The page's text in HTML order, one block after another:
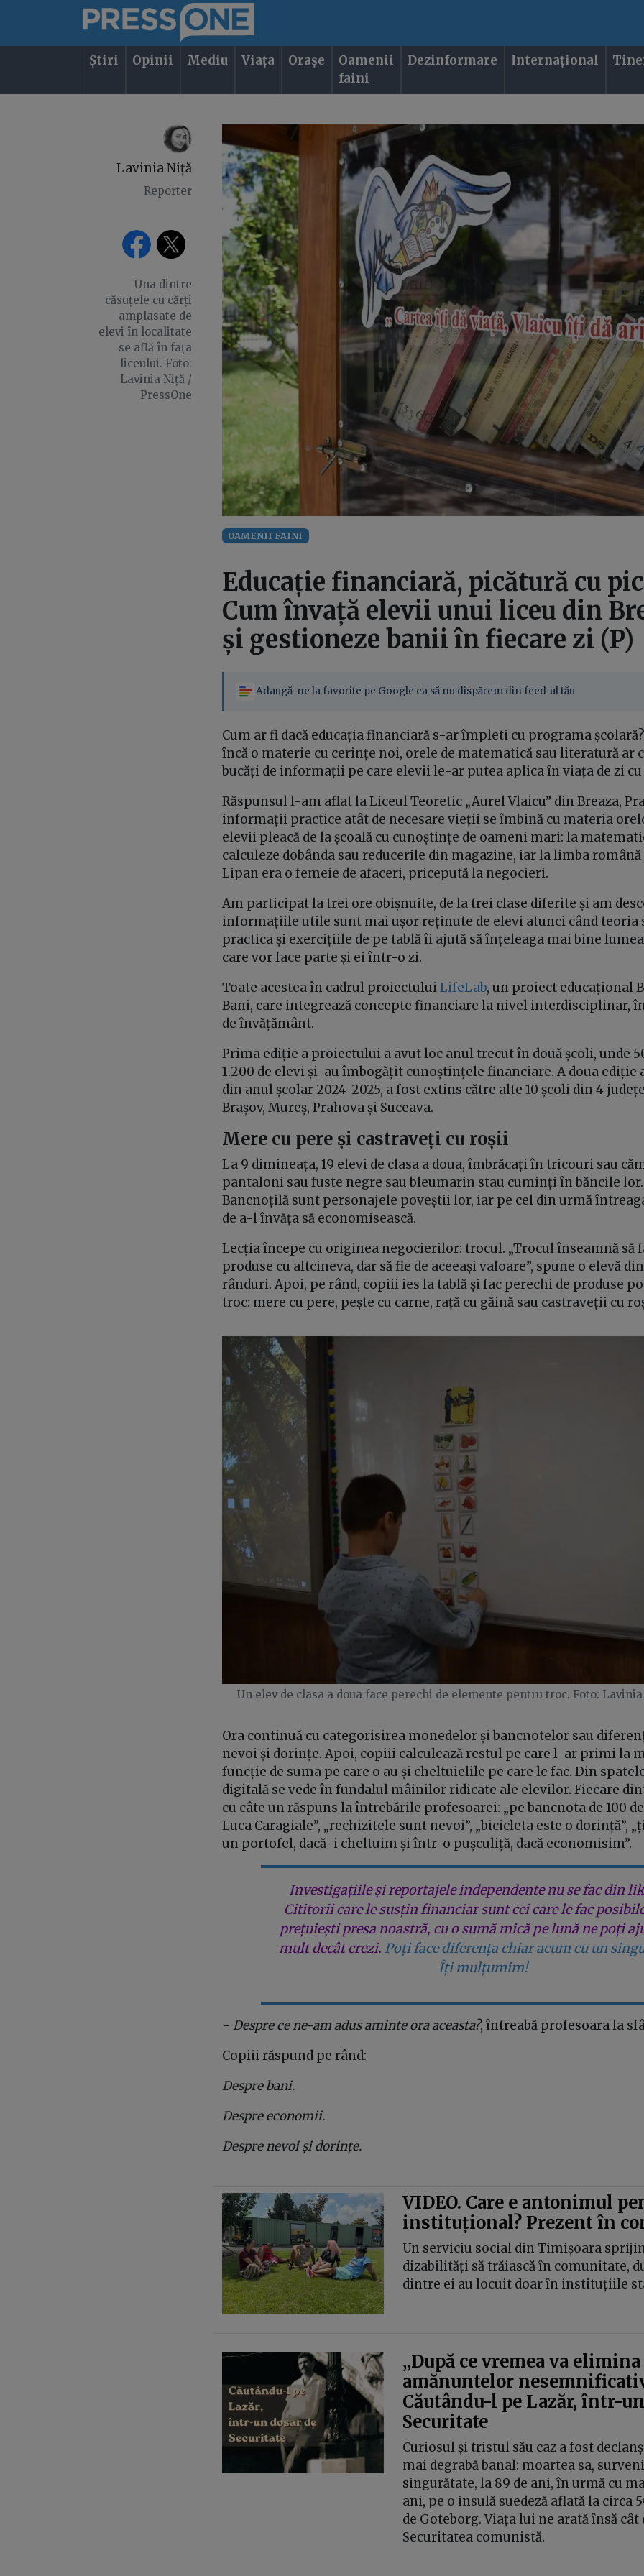
Știri Opinii Mediu Viața Orașe
Oamenii
faini
Dezinformare Internațional
Lavinia Niță
Reporter
Una dintre
căsuțele cu cărți
amplasate de
elevi în localitate
se află în fața
liceului. Foto:
Lavinia Niță /
PressOne
OAMENII FAINI
Educație financiară, picătură cu
Cum învață elevii unui liceu din
și gestioneze banii în fiecare zi (P)
Adaugă-ne la favorite pe Google ca să nu dispărem din feed-ul tău
Cum ar fi dacă educația financiară s-ar împleti cu programa
încă o materie cu cerințe noi, orele de matematică sau literatură ar
bucăți de informații pe care elevii le-ar putea aplica în viața de zi cu
Răspunsul l-am aflat la Liceul Teoretic „Aurel Vlaicu” din Breaza,
informații practice atât de necesare vieții se îmbină cu materia
elevii pleacă de la școală cu cunoștințe de oameni mari: la
calculeze dobânda sau reducerile din magazine, iar la limba
Lipan era o femeie de afaceri, pricepută la negocieri.
Am participat la trei ore obișnuite, de la trei clase diferite și am
informațiile utile sunt mai ușor reținute de elevi atunci când teoria
practica și exercițiile de pe tablă îi ajută să înțeleaga mai bine
care vor face parte și ei într-o zi.
Toate acestea în cadrul proiectuluiLifeLab, un proiect educațional
Bani, care integrează concepte financiare la nivel interdisciplinar,
de învățământ.
Prima ediție a proiectului a avut loc anul trecut în două școli, unde
1.200 de elevi și-au îmbogățit cunoștințele financiare. A doua
din anul școlar 2024-2025, a fost extins către alte 10 școli din 4
Brașov, Mureș, Prahova și Suceava.
Mere cu pere și castraveți cu roșii
La 9 dimineața, 19 elevi de clasa a doua, îmbrăcați în tricouri sau
pantaloni sau fuste negre sau bleumarin stau cuminți în băncile
Bancnoțilă sunt personajele poveștii lor, iar pe cel din urmă
de a-l învăța să economisească.
Lecția începe cu originea negocierilor: trocul. „Trocul înseamnă să
produse cu altcineva, dar să fie de aceeași valoare”, spune o elevă
rânduri. Apoi, pe rând, copiii ies la tablă și fac perechi de produse
troc: mere cu pere, pește cu carne, rață cu găină sau castraveții cu
Un elev de clasa a doua face perechi de elemente pentru troc. Foto:
Ora continuă cu categorisirea monedelor și bancnotelor sau
nevoi și dorințe. Apoi, copiii calculează restul pe care l-ar primi la
funcție de suma pe care o au și cheltuielile pe care le fac. Din
digitală se vede în fundalul mâinilor ridicate ale elevilor. Fiecare
cu câte un răspuns la întrebările profesoarei: „pe bancnota de 100
Luca Caragiale”, „rechizitele sunt nevoi”, „bicicleta este o dorință”,
un portofel, dacă-i cheltuim și într-o pușculiță, dacă economisim”.
Investigațiile și reportajele independente nu se fac din
Cititorii care le susțin financiar sunt cei care le fac
prețuiești presa noastră, cu o sumă mică pe lună ne poți
mult decât crezi. Poți face diferența chiar acum cu un
Îți mulțumim!
- Despre ce ne-am adus aminte ora aceasta?, întreabă profesoara la
Copiii răspund pe rând:
Despre bani.
Despre economii.
Despre nevoi și dorințe.
VIDEO. Care e antonimul
instituțional? Prezent în
Un serviciu social din Timișoara
dizabilități să trăiască în comunitate,
dintre ei au locuit doar în instituțiile
„După ce vremea va
amănuntelor
Căutându-l pe Lazăr, într-
Securitate
Curiosul și tristul său caz a fost
mai degrabă banal: moartea sa,
singurătate, la 89 de ani, în urmă cu
ani, pe o insulă suedeză aflată la circa
de Goteborg. Viața lui ne arată însă
Securitatea comunistă.